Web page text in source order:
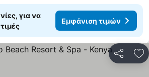
για να
Εμφάνιση τιμών